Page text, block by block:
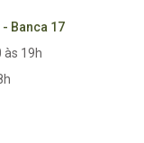
Banca 17
às 19h